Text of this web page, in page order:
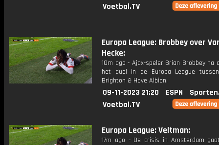
Voetbal.TV
Europa League: Brobbey over
Hecke:
10m ago - Ajax-speler Brian Brobbey na
het duel in de Europa League
Brighton & Hove Albion.
09-11-2023 21:20 ESPN
Voetbal.TV
Europa League: Veltman:
17m ago - De crisis in Amsterdam